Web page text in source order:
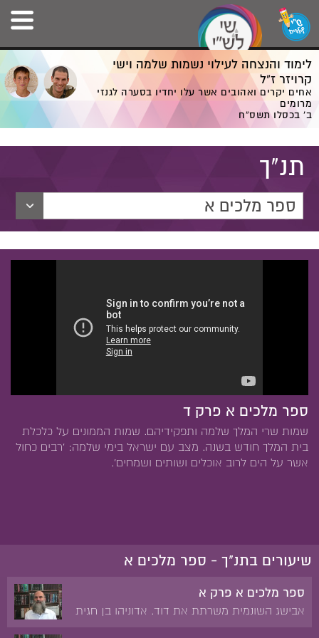
לימוד והנצחה לעילוי נשמות שלמה וישי
קרויזר ז”ל
אחים יקרים ואהובים אשר עלו יחדיו בסערה לגנזי
מרומים
ב' בכסלו תשס”ח
תנ"ך
ספר מלכים א
ספר מלכים א פרק ד
שמות שרי המלך שלמה ותפקידיהם. שמות הממונים על כלכלת
בית המלך חודש בשנה. מצב עם ישראל בימי שלמה: 'רבים כחול
אשר על הים לרוב אוכלים ושותים ושמחים'.
שיעורים בתנ"ך - ספר מלכים א
ספר מלכים א פרק א
אבישג השונמית משרתת את דוד. אדוניהו בן חגית